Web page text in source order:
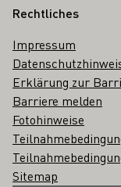
Rechtliches
Impressum
Erklärung zur
Barriere melden
Fotohinweise
Sitemap